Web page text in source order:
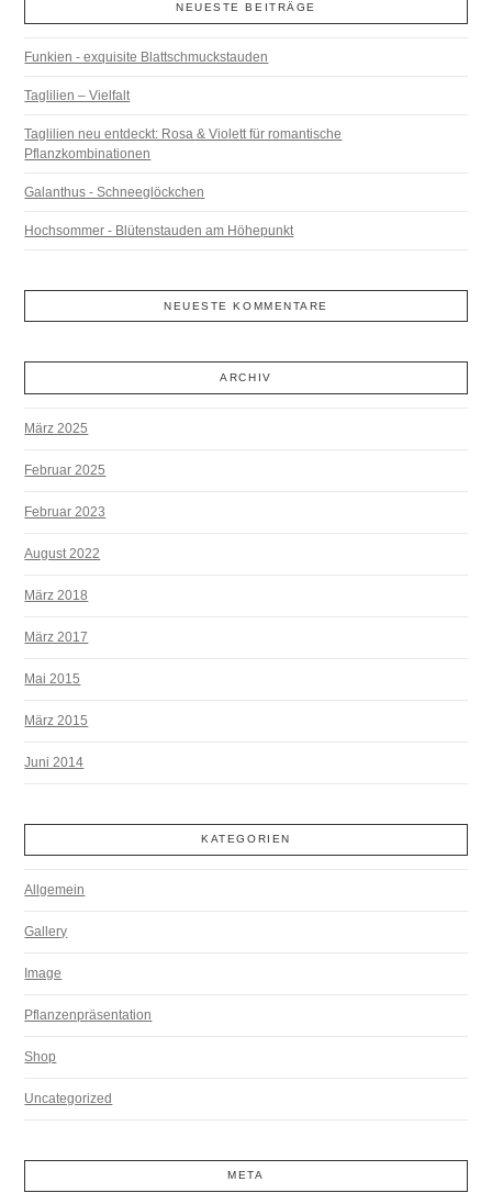
NEUESTE BEITRÄGE
Funkien - exquisite Blattschmuckstauden
Taglilien – Vielfalt
Taglilien neu entdeckt: Rosa & Violett für romantische
Pflanzkombinationen
Galanthus - Schneeglöckchen
Hochsommer - Blütenstauden am Höhepunkt
NEUESTE KOMMENTARE
ARCHIV
März 2025
Februar 2025
Februar 2023
August 2022
März 2018
März 2017
Mai 2015
März 2015
Juni 2014
KATEGORIEN
Allgemein
Gallery
Image
Pflanzenpräsentation
Shop
Uncategorized
META